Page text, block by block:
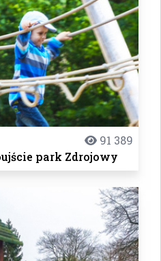
91 389
park Zdrojowy